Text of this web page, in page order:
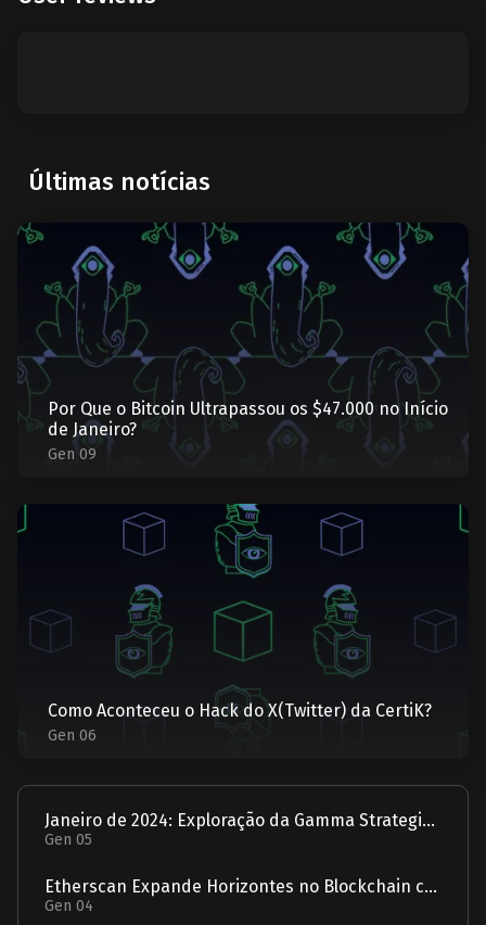
Últimas notícias
Por Que o Bitcoin Ultrapassou os $47.000 no Início
de Janeiro?
Gen 09
Como Aconteceu o Hack do X(Twitter) da CertiK?
Gen 06
Janeiro de 2024: Exploração da Gamma Strategies - Um Relatório
Gen 05
Etherscan Expande Horizontes no Blockchain com Aquisição da Solscan
Gen 04